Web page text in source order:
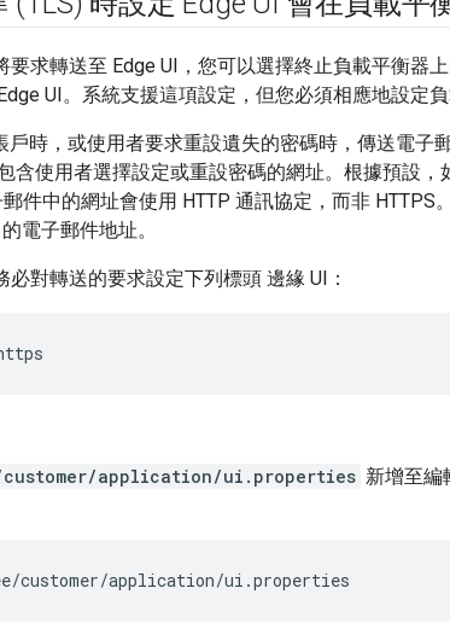
求轉送至 Edge UI，您可以選擇終止負載平衡器
UI。系統支援這項設定，但您必須相應地設定負
戶時，或使用者要求重設遺失的密碼時，傳送電子
含使用者選擇設定或重設密碼的網址。根據預設，
件中的網址會使用 HTTP 通訊協定，而非 HTTPS
電子郵件地址。
對轉送的要求設定下列標頭 邊緣 UI：
application/ui.properties 新增至編
customer/application/ui.properties